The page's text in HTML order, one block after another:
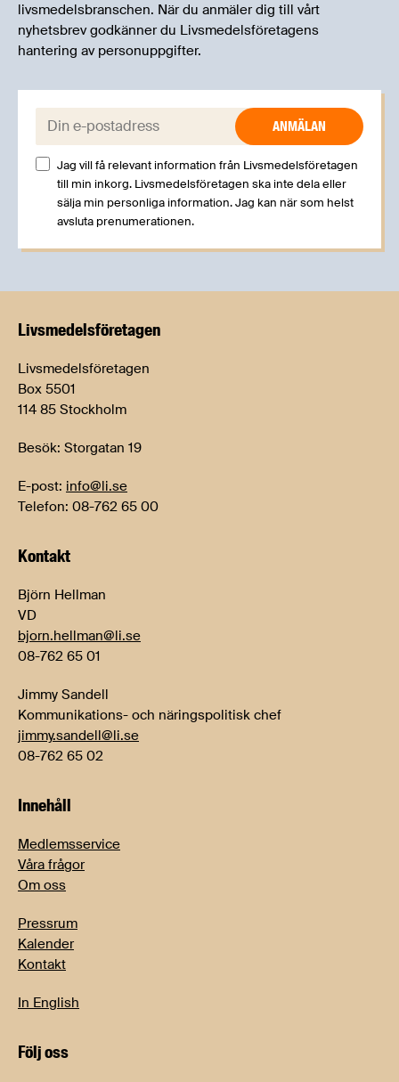
livsmedelsbranschen. När du anmäler dig till vårt
nyhetsbrev godkänner du Livsmedelsföretagens
hantering av personuppgifter.
E-post:
Jag vill få relevant information från Livsmedelsföretagen
till min inkorg. Livsmedelsföretagen ska inte dela eller
sälja min personliga information. Jag kan när som helst
avsluta prenumerationen.
Livsmedels­företagen
Livsmedelsföretagen
Box 5501
114 85 Stockholm
Besök: Storgatan 19
E-post: info@li.se
Telefon: 08-762 65 00
Kontakt
Björn Hellman
VD
bjorn.hellman@li.se
08-762 65 01
Jimmy Sandell
Kommunikations- och näringspolitisk chef
jimmy.sandell@li.se
08-762 65 02
Innehåll
Medlemsservice
Våra frågor
Om oss
Pressrum
Kalender
Kontakt
In English
Följ oss